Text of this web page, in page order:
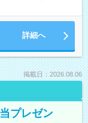
詳細へ
掲載日：2026.08.06
プレゼン